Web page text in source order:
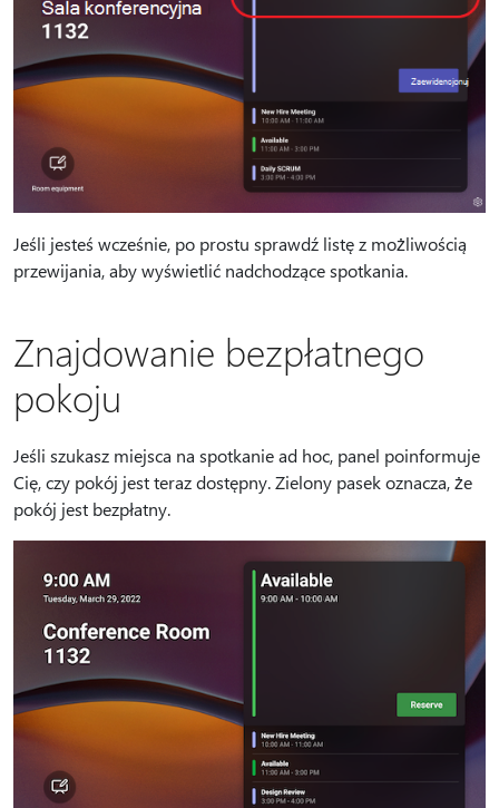
Jeśli jesteś wcześnie, po prostu sprawdź listę z możliwością
przewijania, aby wyświetlić nadchodzące spotkania.
Znajdowanie bezpłatnego
pokoju
Jeśli szukasz miejsca na spotkanie ad hoc, panel poinformuje
Cię, czy pokój jest teraz dostępny. Zielony pasek oznacza, że
pokój jest bezpłatny.